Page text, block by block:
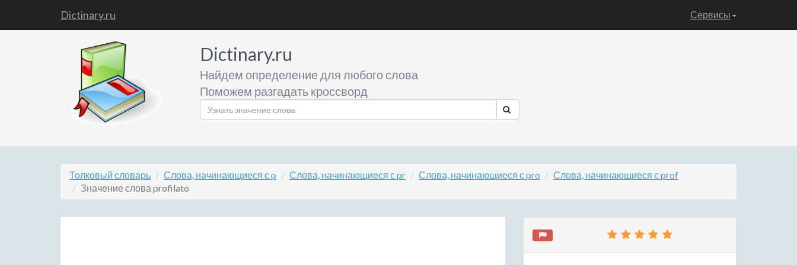
Dictinary.ru Сервисы
Dictinary.ru
Найдем определение для любого слова
Поможем разгадать кроссворд
Толковый словарь Слова, начинающиеся с p Слова, начинающиеся с pr Слова, начинающиеся с pro
Слова, начинающиеся с prof
Значение слова profilato